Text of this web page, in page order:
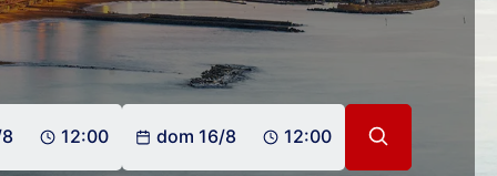
12:00 dom 16/8 12:00